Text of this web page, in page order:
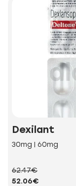
Dexilant
30mg | 60mg
62.47€
52.06€